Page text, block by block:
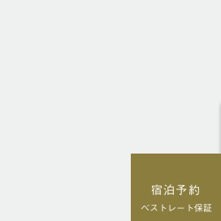
宿泊予約
ベストレート保証